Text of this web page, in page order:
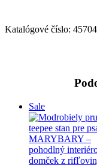
Katalógové číslo:
Sale